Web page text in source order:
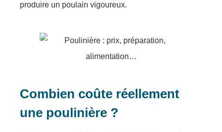
produire un poulain vigoureux.
Combien coûte réellement
une poulinière ?